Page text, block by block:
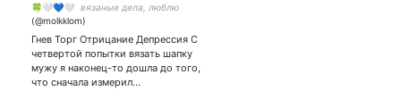
вязаные дела, люблю
аниме, пиво и создавать
что-то красивое
Гнев Торг Отрицание Депрессия С
четвертой попытки вязать шапку
мужу я наконец-то дошла до того,
что сначала измерил…